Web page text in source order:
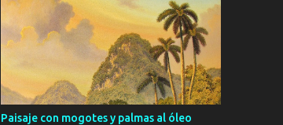
Paisaje con mogotes y palmas al óleo